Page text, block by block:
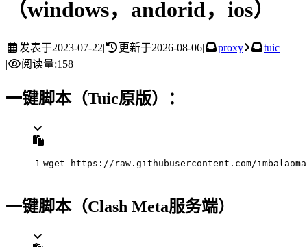
（windows，andorid，ios）
发表于2023-07-22| 更新于2026-08-06| proxy
tuic
|
阅读量:158
一键脚本（Tuic原版）：
1 wget https://raw.githubusercontent.com/
一键脚本（Clash Meta服务端）